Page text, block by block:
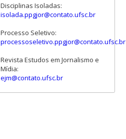
Disciplinas Isoladas:
isolada.ppgjor@contato.ufsc.br
Processo Seletivo:
processoseletivo.ppgjor@contato.ufsc.br
Revista Estudos em Jornalismo e
Mídia:
ejm@contato.ufsc.br